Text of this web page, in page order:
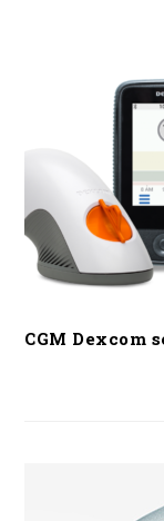
CGM Dexcom